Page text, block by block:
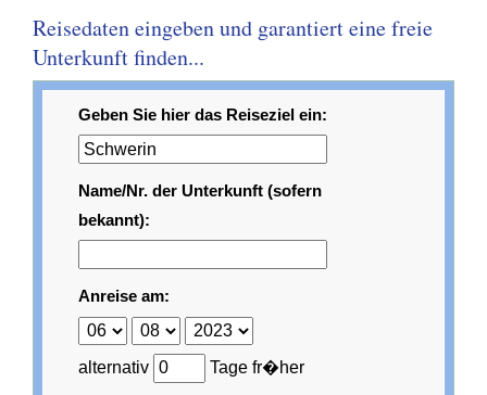
Reisedaten eingeben und garantiert eine freie
Unterkunft finden...
Geben Sie hier das Reiseziel ein:
Name/Nr. der Unterkunft (sofern
bekannt):
Anreise am:
alternativ Tage fr�her